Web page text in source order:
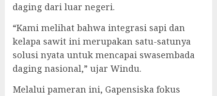
daging dari luar negeri.
“Kami melihat bahwa integrasi sapi dan
kelapa sawit ini merupakan satu-satunya
solusi nyata untuk mencapai swasembada
daging nasional,” ujar Windu.
Melalui pameran ini, Gapensiska fokus